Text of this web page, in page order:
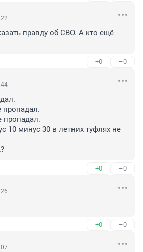
правду об СВО. А кто ещё
+0 –0
пропадал.
пропадал.
10 минус 30 в летних туфлях не
+0 –0
+0 –0